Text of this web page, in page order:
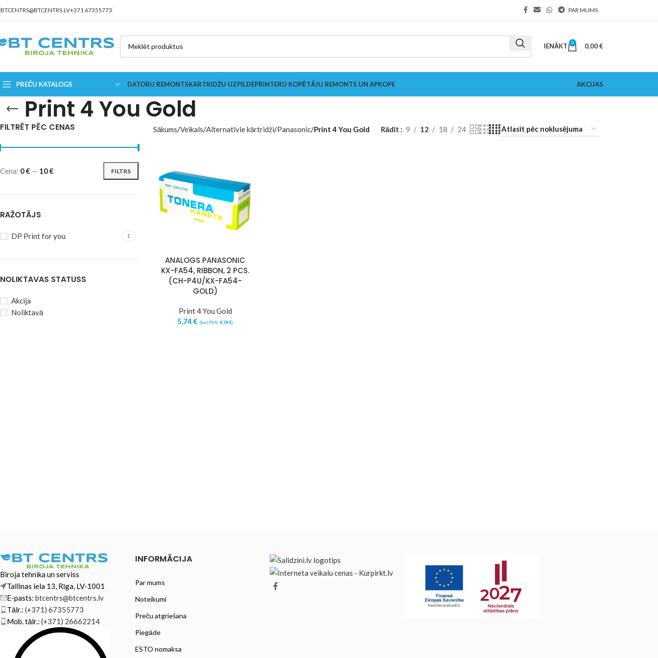
BTCENTRS@BTCENTRS.LV+371 67355773 PAR MUMS
IENĀKT 0 0,00€
PREČU KATALOGS DATORU REMONTSKARTRIDŽU UZPILDEPRINTERU KOPĒTĀJU REMONTS UN APKOPE AKCIJAS
Print 4 You Gold
FILTRĒT PĒC CENAS
FILTRS
Cena: 0 € — 10 €
RAŽOTĀJS
DP Print for you 1
NOLIKTAVAS STATUSS
Akcija
Noliktavā
Sākums Veikals Alternatīvie kārtridži Panasonic Print 4 You Gold Rādīt 9 12 18 24
ANALOGS PANASONIC
KX-FA54, RIBBON, 2 PCS.
(CH-P4U/KX-FA54-
GOLD)
Print 4 You Gold
5,74€ (bez PVN:4,74€)
Biroja tehnika un serviss
Tallinas iela 13, Rīga, LV-1001
E-pasts: btcentrs@btcentrs.lv
Tālr.: (+371) 67355773
Mob. tālr.: (+371) 26662214
INFORMĀCIJA
Par mums
Noteikumi
Preču atgriešana
Piegāde
ESTO nomaksa